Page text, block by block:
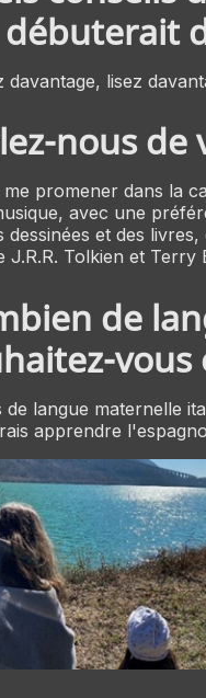
davantage, lisez
nous
promener dans la
avec une
dessinées et des
J.R.R. Tolkien et Terry
de
de langue maternelle
apprendre